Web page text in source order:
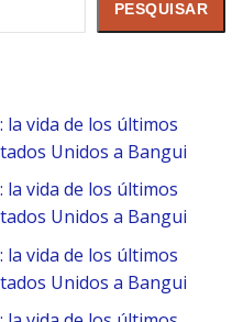
PESQUISAR
la vida de los últimos
Unidos a Bangui
la vida de los últimos
Unidos a Bangui
la vida de los últimos
Unidos a Bangui